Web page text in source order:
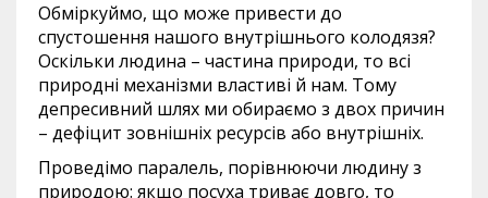
Обміркуймо, що може привести до
спустошення нашого внутрішнього колодязя?
Оскільки людина – частина природи, то всі
природні механізми властиві й нам. Тому
депресивний шлях ми обираємо з двох причин
– дефіцит зовнішніх ресурсів або внутрішніх.
Проведімо паралель, порівнюючи людину з
природою: якщо посуха триває довго, то